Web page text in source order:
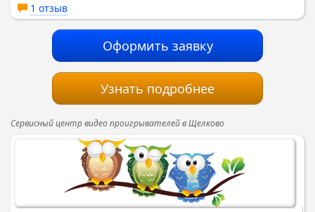
1 отзыв
Оформить заявку
Узнать подробнее
Сервисный центр видео проигрывателей в Щелково